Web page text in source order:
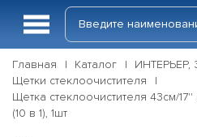
Главная Каталог
ИНТЕРЬЕР,
Щетки стеклоочистителя
Щетка стеклоочистителя 43см/
(10 в 1), 1шт